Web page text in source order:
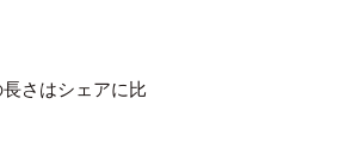
さはシェアに比